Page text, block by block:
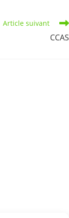
Article suivant
CCAS